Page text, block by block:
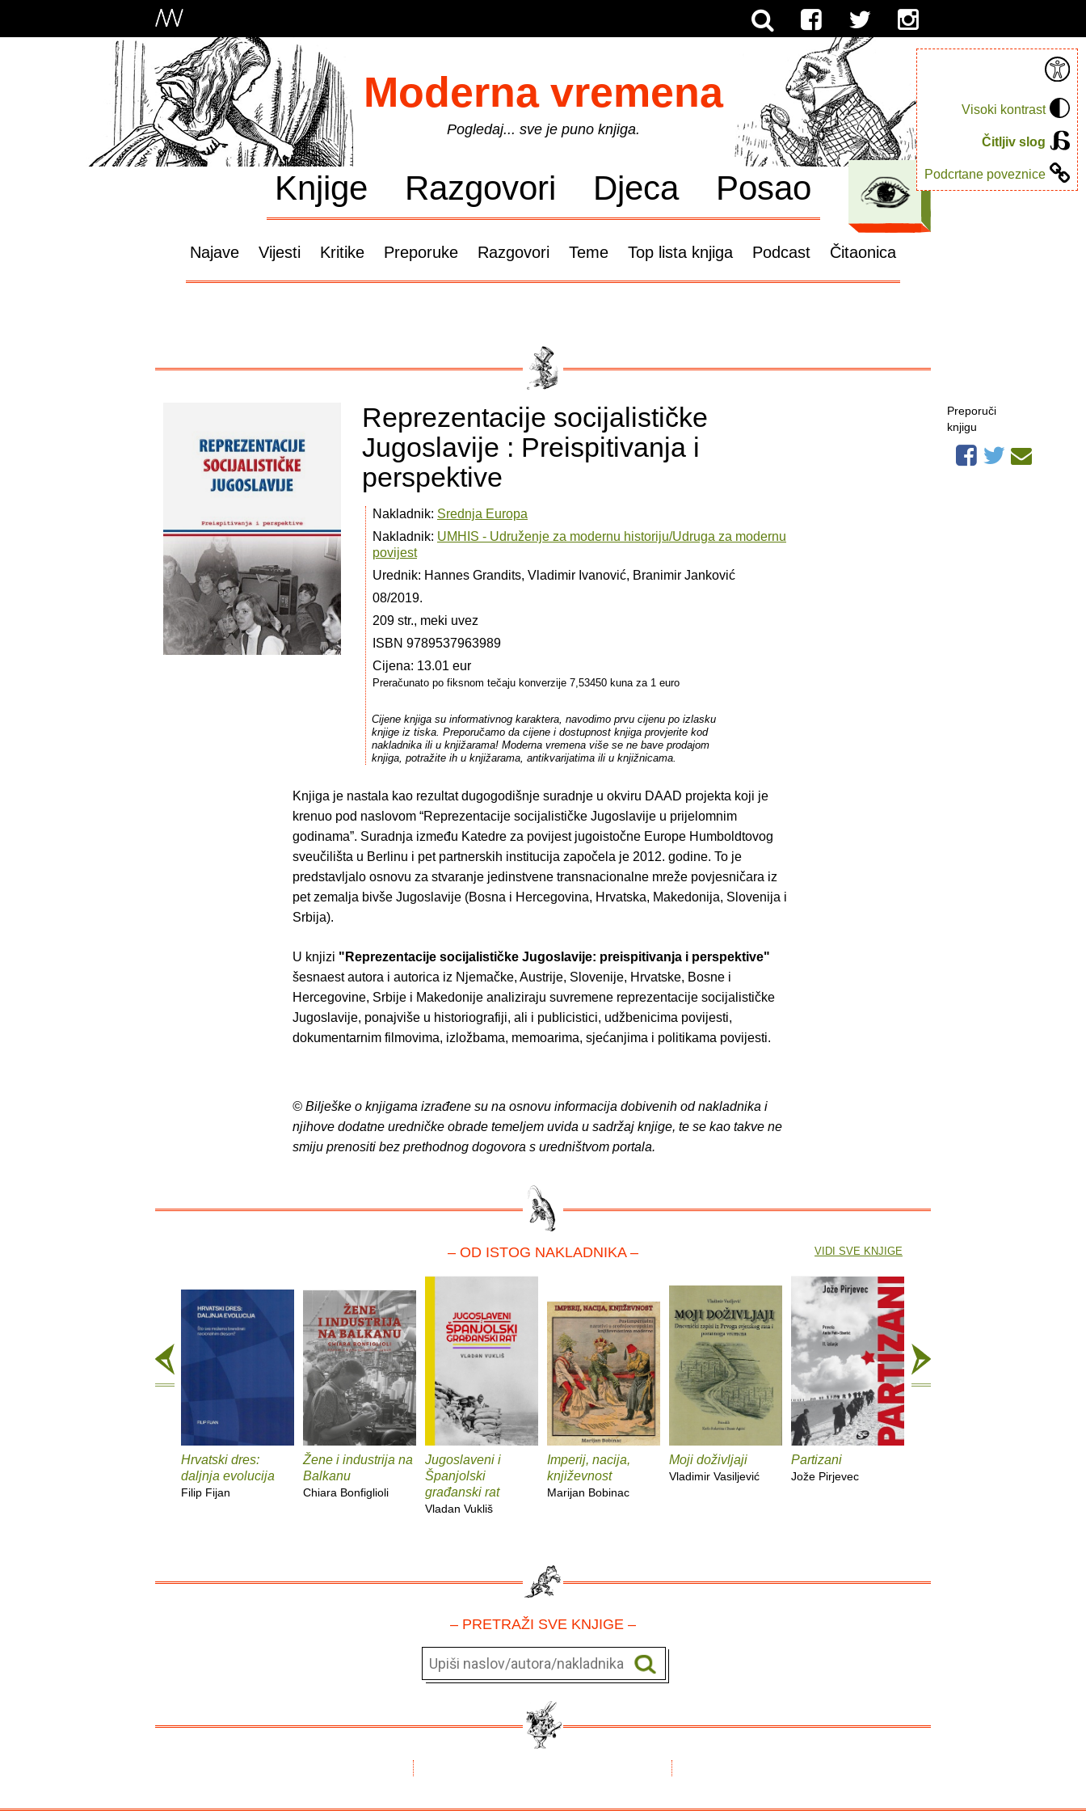
Visoki kontrast
Čitljiv slog
Podcrtane poveznice
Moderna vremena
Pogledaj... sve je puno knjiga.
Knjige Razgovori Djeca Posao
Najave Vijesti Kritike Preporuke Razgovori Teme Top lista knjiga Podcast Čitaonica
Reprezentacije socijalističke
Jugoslavije : Preispitivanja i
perspektive
Nakladnik: Srednja Europa
Nakladnik: UMHIS - Udruženje za modernu historiju/Udruga za modernu
povijest
Urednik: Hannes Grandits, Vladimir Ivanović, Branimir Janković
08/2019.
209 str., meki uvez
ISBN 9789537963989
Cijena: 13.01 eur
Preračunato po fiksnom tečaju konverzije 7,53450 kuna za 1 euro
Cijene knjiga su informativnog karaktera, navodimo prvu cijenu po izlasku
knjige iz tiska. Preporučamo da cijene i dostupnost knjiga provjerite kod
nakladnika ili u knjižarama! Moderna vremena više se ne bave prodajom
knjiga, potražite ih u knjižarama, antikvarijatima ili u knjižnicama.
Knjiga je nastala kao rezultat dugogodišnje suradnje u okviru DAAD projekta koji je
krenuo pod naslovom “Reprezentacije socijalističke Jugoslavije u prijelomnim
godinama”. Suradnja između Katedre za povijest jugoistočne Europe Humboldtovog
sveučilišta u Berlinu i pet partnerskih institucija započela je 2012. godine. To je
predstavljalo osnovu za stvaranje jedinstvene transnacionalne mreže povjesničara iz
pet zemalja bivše Jugoslavije (Bosna i Hercegovina, Hrvatska, Makedonija, Slovenija i
Srbija).
U knjizi "Reprezentacije socijalističke Jugoslavije: preispitivanja i perspektive"
šesnaest autora i autorica iz Njemačke, Austrije, Slovenije, Hrvatske, Bosne i
Hercegovine, Srbije i Makedonije analiziraju suvremene reprezentacije socijalističke
Jugoslavije, ponajviše u historiografiji, ali i publicistici, udžbenicima povijesti,
dokumentarnim filmovima, izložbama, memoarima, sjećanjima i politikama povijesti.
© Bilješke o knjigama izrađene su na osnovu informacija dobivenih od nakladnika i
njihove dodatne uredničke obrade temeljem uvida u sadržaj knjige, te se kao takve ne
smiju prenositi bez prethodnog dogovora s uredništvom portala.
Preporuči
knjigu
– OD ISTOG NAKLADNIKA –
Hrvatski dres:
daljnja evolucija
Filip Fijan
Žene i industrija na
Balkanu
Chiara Bonfiglioli
Jugoslaveni i
Španjolski
građanski rat
Vladan Vukliš
Imperij, nacija,
književnost
Marijan Bobinac
Moji doživljaji
Vladimir Vasiljević
Partizani
Jože Pirjevec
VIDI SVE KNJIGE
– PRETRAŽI SVE KNJIGE –